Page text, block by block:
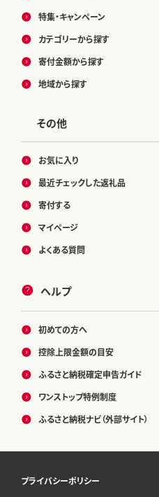
特集・キャンペーン
カテゴリーから探す
寄付金額から探す
地域から探す
その他
お気に入り
最近チェックした返礼品
寄付する
マイページ
よくある質問
ヘルプ
初めての方へ
控除上限金額の目安
ふるさと納税確定申告ガイド
ワンストップ特例制度
ふるさと納税ナビ（外部サイト）
プライバシーポリシー